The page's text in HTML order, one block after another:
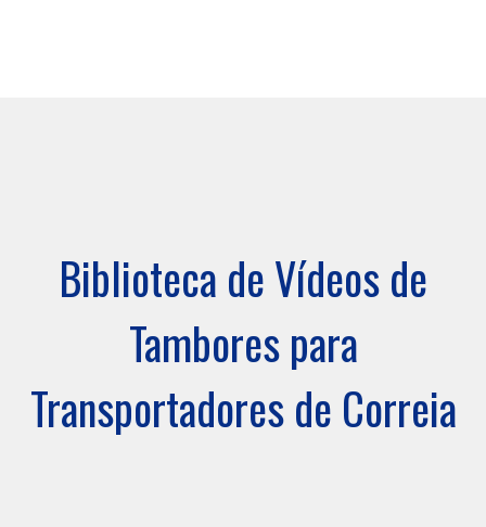
Biblioteca de Vídeos de
Tambores para
Transportadores de Correia